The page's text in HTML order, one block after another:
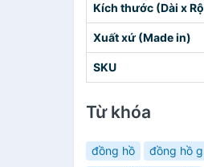
Kích thước (Dài x
Xuất xứ (Made in)
SKU
Từ khóa
đồng hồ đồng hồ